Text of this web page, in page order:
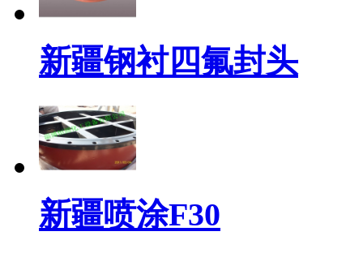
新疆钢衬四氟封头
新疆喷涂F30